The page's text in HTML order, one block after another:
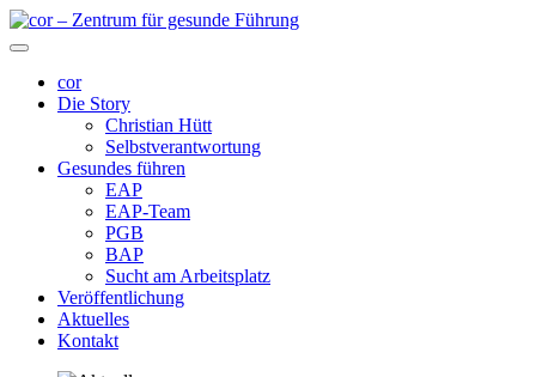
cor
Die Story
Christian Hütt
Selbstverantwortung
Gesundes führen
EAP
EAP-Team
PGB
BAP
Sucht am Arbeitsplatz
Veröffentlichung
Aktuelles
Kontakt